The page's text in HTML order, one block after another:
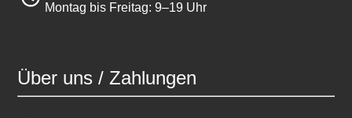
Montag bis Freitag: 9–19 Uhr
Über uns / Zahlungen